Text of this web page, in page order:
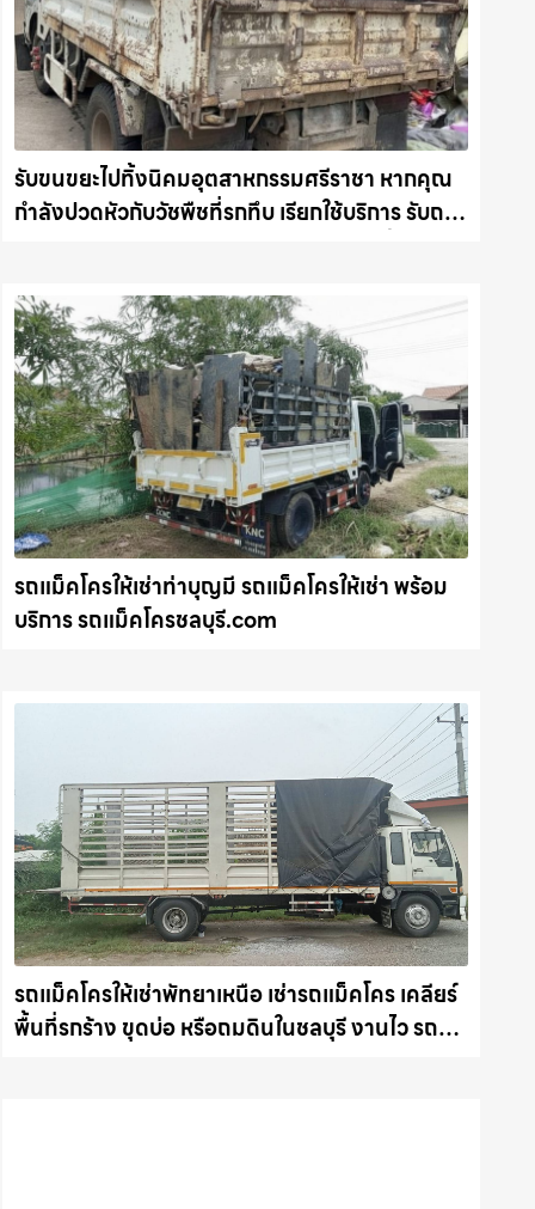
รับขนขยะไปทิ้งนิคมอุตสาหกรรมศรีราชา หากคุณ
กำลังปวดหัวกับวัชพืชที่รกทึบ เรียกใช้บริการ รับถาง
รถแม็คโครให้เช่าท่าบุญมี รถแม็คโครให้เช่า พร้อม
บริการ รถแม็คโครชลบุรี.com
รถแม็คโครให้เช่าพัทยาเหนือ เช่ารถแม็คโคร เคลียร์
พื้นที่รกร้าง ขุดบ่อ หรือถมดินในชลบุรี งานไว รถ